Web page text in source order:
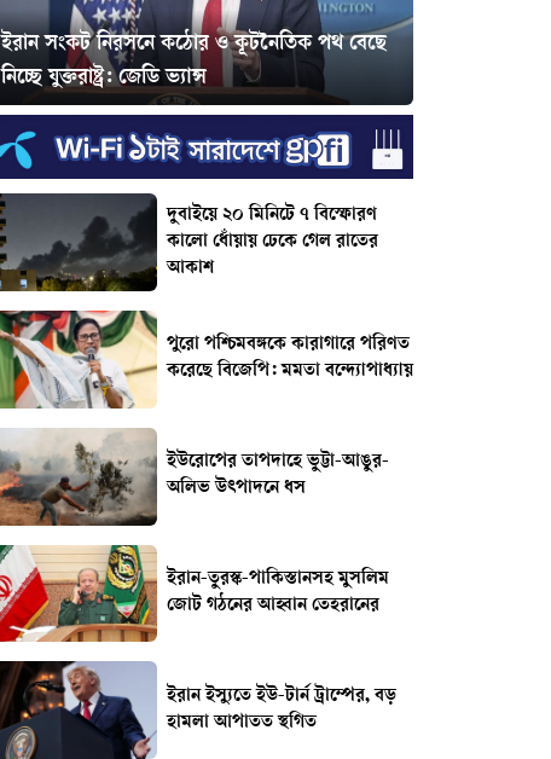
ইরান সংকট নিরসনে কঠোর ও কূটনৈতিক পথ বেছে
নিচ্ছে যুক্তরাষ্ট্র: জেডি ভ্যান্স
দুবাইয়ে ২০ মিনিটে ৭ বিস্ফোরণ
কালো ধোঁয়ায় ঢেকে গেল রাতের
আকাশ
পুরো পশ্চিমবঙ্গকে কারাগারে পরিণত
করেছে বিজেপি: মমতা বন্দ্যোপাধ্যায়
ইউরোপের তাপদাহে ভুট্টা-আঙুর-
অলিভ উৎপাদনে ধস
ইরান-তুরস্ক-পাকিস্তানসহ মুসলিম
জোট গঠনের আহ্বান তেহরানের
ইরান ইস্যুতে ইউ-টার্ন ট্রাম্পের, বড়
হামলা আপাতত স্থগিত